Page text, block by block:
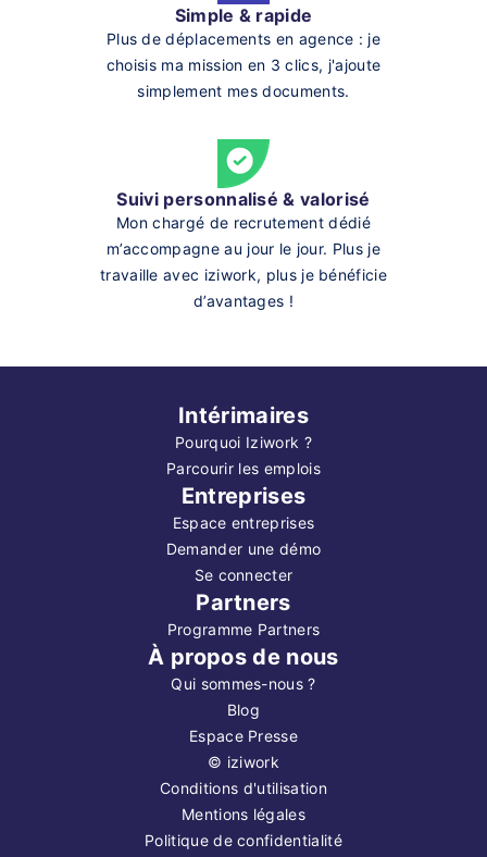
Simple & rapide
Plus de déplacements en agence : je
choisis ma mission en 3 clics, j'ajoute
simplement mes documents.
Suivi personnalisé & valorisé
Mon chargé de recrutement dédié
m’accompagne au jour le jour. Plus je
travaille avec iziwork, plus je bénéficie
d’avantages !
Intérimaires
Pourquoi Iziwork ?
Parcourir les emplois
Entreprises
Espace entreprises
Demander une démo
Se connecter
Partners
Programme Partners
À propos de nous
Qui sommes-nous ?
Blog
Espace Presse
© iziwork
Conditions d'utilisation
Mentions légales
Politique de confidentialité